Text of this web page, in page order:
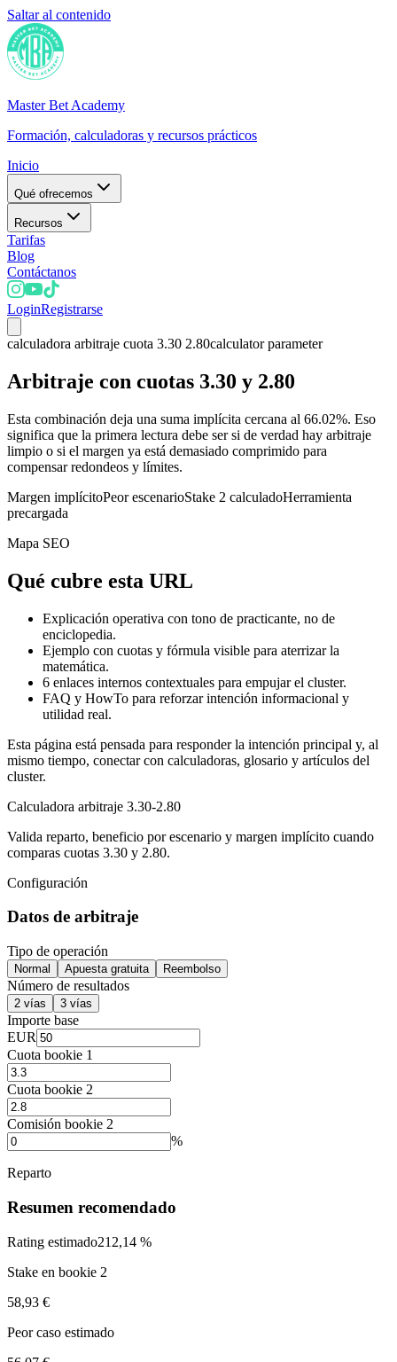
Saltar al contenido
Master Bet Academy
Formación, calculadoras y recursos prácticos
Inicio
Qué ofrecemos
Recursos
Tarifas
Blog
Contáctanos
LoginRegistrarse
calculadora arbitraje cuota 3.30 2.80calculator parameter
Arbitraje con cuotas 3.30 y 2.80
Esta combinación deja una suma implícita cercana al 66.02%. Eso
significa que la primera lectura debe ser si de verdad hay arbitraje
limpio o si el margen ya está demasiado comprimido para
compensar redondeos y límites.
Margen implícitoPeor escenarioStake 2 calculadoHerramienta
precargada
Mapa SEO
Qué cubre esta URL
Explicación operativa con tono de practicante, no de
enciclopedia.
Ejemplo con cuotas y fórmula visible para aterrizar la
matemática.
6 enlaces internos contextuales para empujar el cluster.
FAQ y HowTo para reforzar intención informacional y
utilidad real.
Esta página está pensada para responder la intención principal y, al
mismo tiempo, conectar con calculadoras, glosario y artículos del
cluster.
Calculadora arbitraje 3.30-2.80
Valida reparto, beneficio por escenario y margen implícito cuando
comparas cuotas 3.30 y 2.80.
Configuración
Datos de arbitraje
Tipo de operación
Normal Apuesta gratuita Reembolso
Número de resultados
2 vías 3 vías
Importe base
EUR
Cuota bookie 1
Cuota bookie 2
Comisión bookie 2
%
Reparto
Resumen recomendado
Rating estimado212,14 %
Stake en bookie 2
58,93 €
Peor caso estimado